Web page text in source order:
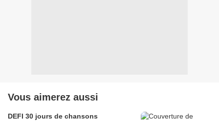
Vous aimerez aussi
DEFI 30 jours de chansons